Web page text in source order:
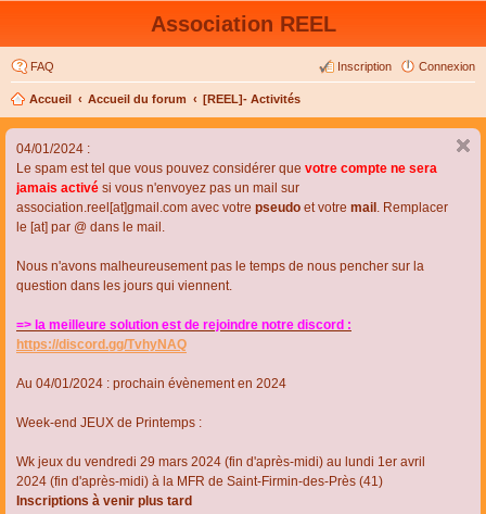
Association REEL
FAQ Connexion
Inscription
Accueil Accueil du forum [REEL]- Activités
04/01/2024 :
Le spam est tel que vous pouvez considérer que votre compte ne sera
jamais activé si vous n'envoyez pas un mail sur
association.reel[at]gmail.com avec votre pseudo et votre mail . Remplacer
le [at] par @ dans le mail.
Nous n'avons malheureusement pas le temps de nous pencher sur la
question dans les jours qui viennent.
=> la meilleure solution est de rejoindre notre discord :
https://discord.gg/TvhyNAQ
Au 04/01/2024 : prochain évènement en 2024
Week-end JEUX de Printemps :
Wk jeux du vendredi 29 mars 2024 (fin d'après-midi) au lundi 1er avril
2024 (fin d'après-midi) à la MFR de Saint-Firmin-des-Près (41)
Inscriptions à venir plus tard